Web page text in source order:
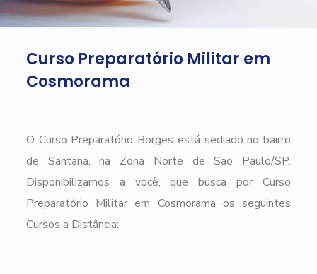
Curso Preparatório Militar em
Cosmorama
O Curso Preparatório Borges está sediado no bairro
de Santana, na Zona Norte de São Paulo/SP.
Disponibilizamos a você, que busca por Curso
Preparatório Militar em Cosmorama os seguintes
Cursos a Distância: